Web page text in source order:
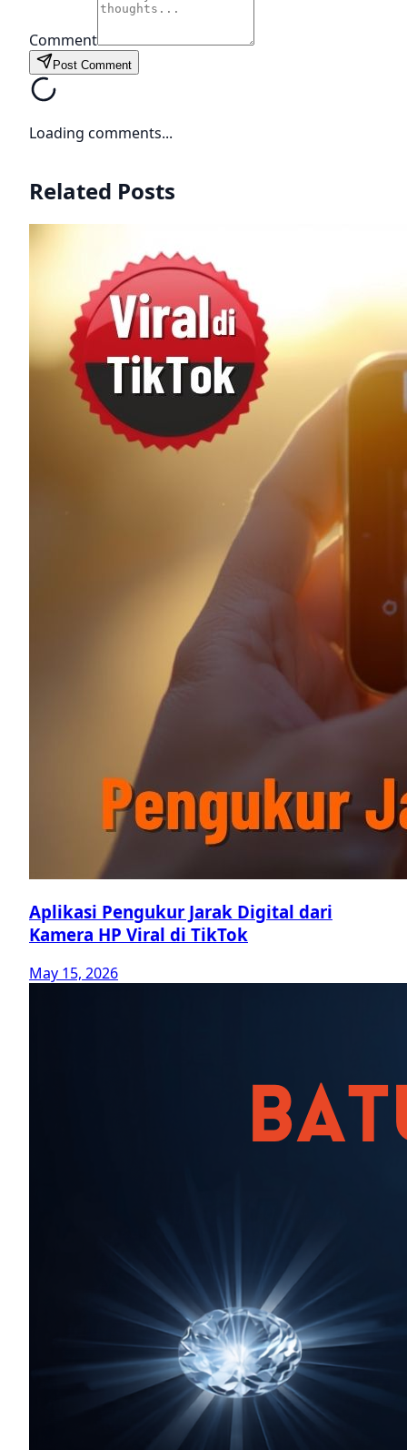
Comment
Post Comment
Loading comments...
Related Posts
Aplikasi Pengukur Jarak Digital dari
Kamera HP Viral di TikTok
May 15, 2026